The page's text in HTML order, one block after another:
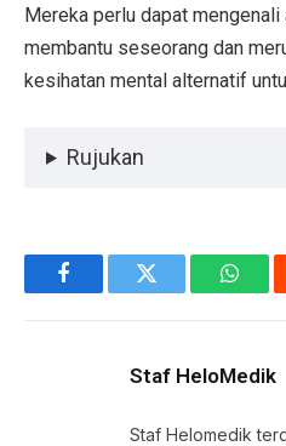
Mereka perlu dapat
membantu seseorang dan
kesihatan mental alternatif
Rujukan
FacebookTwitter
Staf HeloMedik
Staf Helomedik